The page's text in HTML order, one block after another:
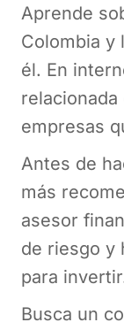
Aprende
Colombia y
él. En
empresas
Antes de
más
asesor
de riesgo y
para
Busca un